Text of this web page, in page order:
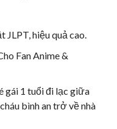
JLPT, hiệu quả cao.
Fan Anime &
gái 1 tuổi đi lạc giữa
bình an trở về nhà